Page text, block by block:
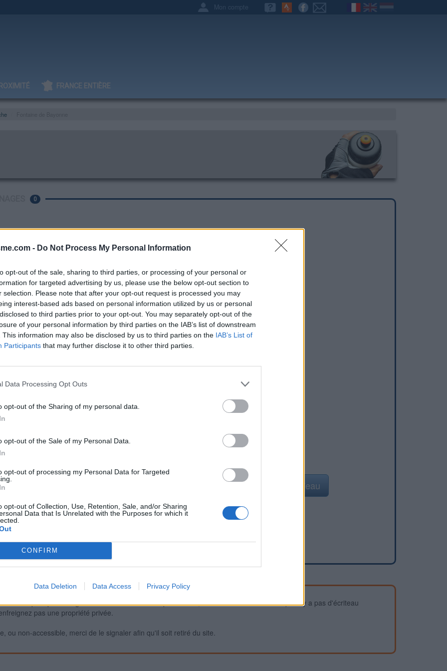
- Do Not Process My Personal Information
opt-out of the sale, sharing to third parties, or processing of your personal or
for targeted advertising by us, please use the below opt-out section to
selection. Please note that after your opt-out request is processed you may
interest-based ads based on personal information utilized by us or personal
to third parties prior to your opt-out. You may separately opt-out of the
of your personal information by third parties on the IAB’s list of downstream
This information may also be disclosed by us to third parties on the IAB’s List of
Participants that may further disclose it to other third parties.
Data Processing Opt Outs
opt-out of the Sharing of my personal data.
opt-out of the Sale of my Personal Data.
opt-out of processing my Personal Data for Targeted
opt-out of Collection, Use, Retention, Sale, and/or Sharing
Data that Is Unrelated with the Purposes for which it
CONFIRM
Data Deletion Data Access Privacy Policy
Mon compte
FRANCE ENTIÈRE
0
une petite arche en pierre.
Ajouter un point d'eau
ne peut pas être garantie. Avant d'utiliser un point d'eau, vous devez vous assurer qu'il n'y a pas d'écriteau
pas une propriété privée.
ou non-accessible, merci de le signaler afin qu'il soit retiré du site.